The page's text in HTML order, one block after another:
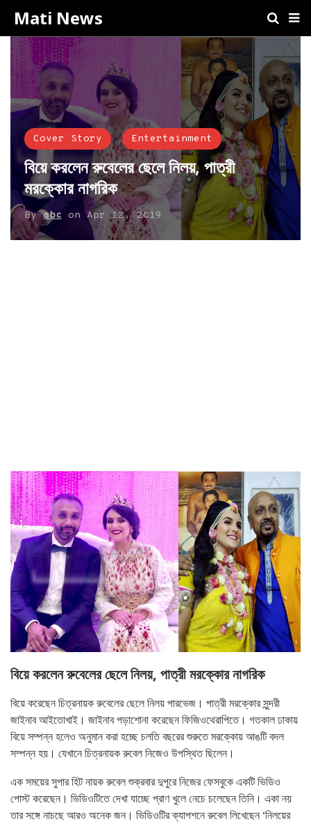
Mati News
Cover Story Entertainment
বিয়ে করলেন রুবেলের ছেলে নিলয়, পাত্রী
মরক্কোর নাগরিক
Byabc onApr 12, 2019
বিয়ে করলেন রুবেলের ছেলে নিলয়, পাত্রী মরক্কোর নাগরিক
বিয়ে করেছেন চিত্রনায়ক রুবেলের ছেলে নিলয় পারভেজ। পাত্রী মরক্কোর সুন্দরী
জাইনাব আইতোখাই। জাইনাব পড়াশোনা করেছেন ফিজিওথেরাপিতে। গতকাল ঢাকায়
বিয়ে সম্পন্ন হলেও অনুমান করা হচ্ছে চলতি বছরের শুরুতে মরক্কোয় আঙটি বদল
সম্পন্ন হয়। যেখানে চিত্রনায়ক রুবেল নিজেও উপস্থিত ছিলেন।
এক সময়ের সুপার হিট নায়ক রুবেল শুক্রবার দুপুরে নিজের ফেসবুকে একটি ভিডিও
পোস্ট করেছেন। ভিডিওটিতে দেখা যাচ্ছে প্রাণ খুলে নেচে চলেছেন তিনি। একা নয়
তার সঙ্গে নাচছে আরও অনেক জন। ভিডিওটির ক্যাপশনে রুবেল লিখেছেন ‘নিলয়ের